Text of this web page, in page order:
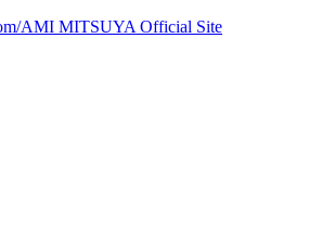
AMI MITSUYA Official Site